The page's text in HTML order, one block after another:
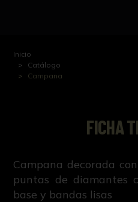
Inicio
Catálogo
Campana
FICHA
Campana decorada
puntas de diamantes
base y bandas lisas